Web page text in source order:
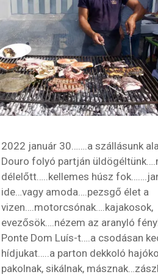
2022 január 30…….a szállásunk
Douro folyó partján
délelőtt…..kellemes húsz
ide…vagy amoda….pezsgő élet a
vizen….motorcsónak….kajakosok,
evezősök….nézem az aranyló
Ponte Dom Luís-t….a csodásan
hídjukat…..a parton dekkoló
pakolnak, sikálnak,